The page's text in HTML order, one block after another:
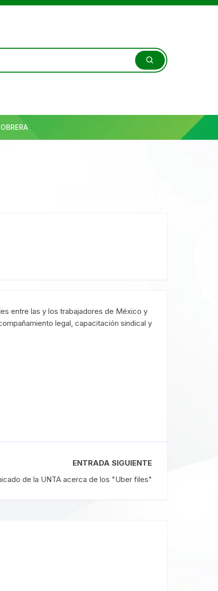
entre las y los trabajadores de México y
legal, capacitación sindical y
ENTRADA SIGUIENTE
de la UNTA acerca de los "Uber files"